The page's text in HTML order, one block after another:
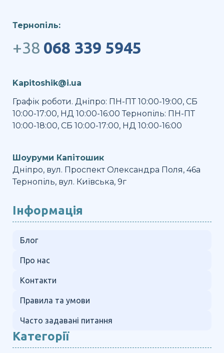
Тернопіль:
+38 068 339 5945
Kapitoshik@i.ua
Графік роботи. Дніпро: ПН-ПТ 10:00-19:00, СБ
10:00-17:00, НД 10:00-16:00 Тернопіль: ПН-ПТ
10:00-18:00, СБ 10:00-17:00, НД 10:00-16:00
Шоуруми Капітошик
Дніпро, вул. Проспект Олександра Поля, 46а
Тернопіль, вул. Київська, 9г
Інформація
Блог
Про нас
Контакти
Правила та умови
Часто задавані питання
Категорії